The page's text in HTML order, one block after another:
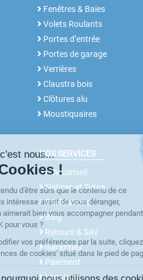
Fenêtres & Baies
Volets Roulants
Portes d’entrée
Portes de garage
Verrières
Claustra bois
Clôtures alu
Moustiquaires
NOS SERVICES
Rdv conseil
Notices et Tutos
Réalisations
Blog
Retours & SAV
Garanties
Paiement
Livraison